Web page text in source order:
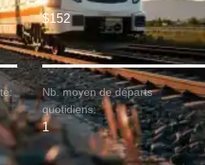
$152
Nb. moyen de départs
quotidiens:
1